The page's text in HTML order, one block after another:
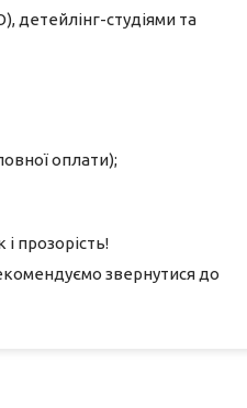
детейлінг-студіями та
оплати);
прозорість!
звернутися до